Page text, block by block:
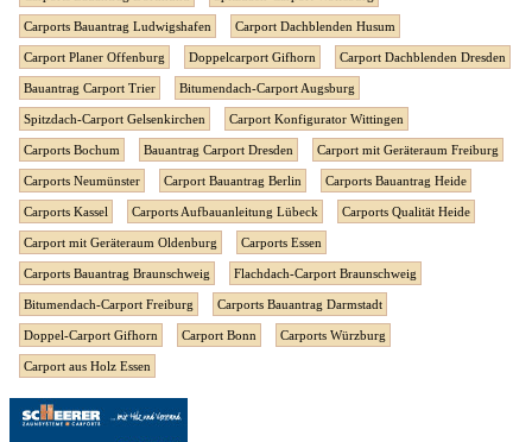
Carports Bauantrag Ludwigshafen Carport Dachblenden Husum
Carport Planer Offenburg Doppelcarport Gifhorn Carport Dachblenden Dresden
Bauantrag Carport Trier Bitumendach-Carport Augsburg
Spitzdach-Carport Gelsenkirchen Carport Konfigurator Wittingen
Carports Bochum Bauantrag Carport Dresden Carport mit Geräteraum Freiburg
Carports Neumünster Carport Bauantrag Berlin Carports Bauantrag Heide
Carports Kassel Carports Aufbauanleitung Lübeck Carports Qualität Heide
Carport mit Geräteraum Oldenburg Carports Essen
Carports Bauantrag Braunschweig Flachdach-Carport Braunschweig
Bitumendach-Carport Freiburg Carports Bauantrag Darmstadt
Doppel-Carport Gifhorn Carport Bonn Carports Würzburg
Carport aus Holz Essen